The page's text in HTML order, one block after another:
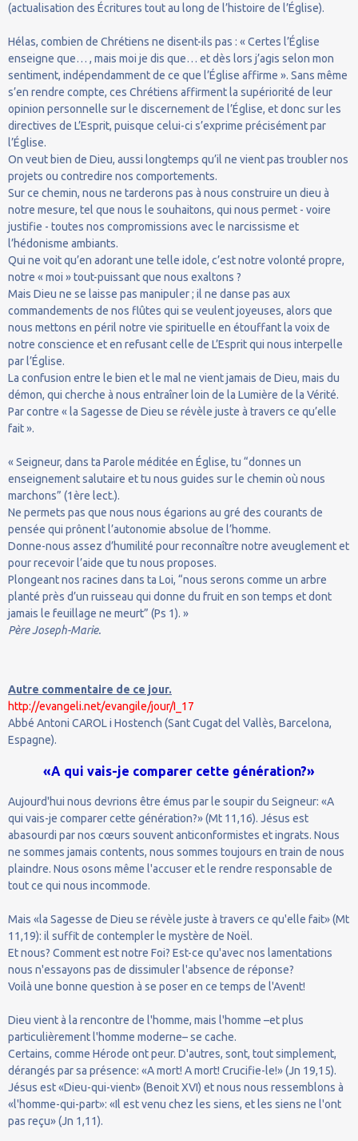
(actualisation des Écritures tout au long de l’histoire de l’Église).
Hélas, combien de Chrétiens ne disent-ils pas : « Certes l’Église
enseigne que… , mais moi je dis que… et dès lors j’agis selon mon
sentiment, indépendamment de ce que l’Église affirme ». Sans même
s’en rendre compte, ces Chrétiens affirment la supériorité de leur
opinion personnelle sur le discernement de l’Église, et donc sur les
directives de L’Esprit, puisque celui-ci s’exprime précisément par
l’Église.
On veut bien de Dieu, aussi longtemps qu’il ne vient pas troubler nos
projets ou contredire nos comportements.
Sur ce chemin, nous ne tarderons pas à nous construire un dieu à
notre mesure, tel que nous le souhaitons, qui nous permet - voire
justifie - toutes nos compromissions avec le narcissisme et
l’hédonisme ambiants.
Qui ne voit qu’en adorant une telle idole, c’est notre volonté propre,
notre « moi » tout-puissant que nous exaltons ?
Mais Dieu ne se laisse pas manipuler ; il ne danse pas aux
commandements de nos flûtes qui se veulent joyeuses, alors que
nous mettons en péril notre vie spirituelle en étouffant la voix de
notre conscience et en refusant celle de L’Esprit qui nous interpelle
par l’Église.
La confusion entre le bien et le mal ne vient jamais de Dieu, mais du
démon, qui cherche à nous entraîner loin de la Lumière de la Vérité.
Par contre « la Sagesse de Dieu se révèle juste à travers ce qu’elle
fait ».
« Seigneur, dans ta Parole méditée en Église, tu “donnes un
enseignement salutaire et tu nous guides sur le chemin où nous
marchons” (1ère lect.).
Ne permets pas que nous nous égarions au gré des courants de
pensée qui prônent l’autonomie absolue de l’homme.
Donne-nous assez d’humilité pour reconnaître notre aveuglement et
pour recevoir l’aide que tu nous proposes.
Plongeant nos racines dans ta Loi, “nous serons comme un arbre
planté près d’un ruisseau qui donne du fruit en son temps et dont
jamais le feuillage ne meurt” (Ps 1). »
Père Joseph-Marie.
Autre commentaire de ce jour.
http://evangeli.net/evangile/jour/I_17
Abbé Antoni CAROL i Hostench (Sant Cugat del Vallès, Barcelona,
Espagne).
«A qui vais-je comparer cette génération?»
Aujourd'hui nous devrions être émus par le soupir du Seigneur: «A
qui vais-je comparer cette génération?» (Mt 11,16). Jésus est
abasourdi par nos cœurs souvent anticonformistes et ingrats. Nous
ne sommes jamais contents, nous sommes toujours en train de nous
plaindre. Nous osons même l'accuser et le rendre responsable de
tout ce qui nous incommode.
Mais «la Sagesse de Dieu se révèle juste à travers ce qu'elle fait» (Mt
11,19): il suffit de contempler le mystère de Noël.
Et nous? Comment est notre Foi? Est-ce qu'avec nos lamentations
nous n'essayons pas de dissimuler l'absence de réponse?
Voilà une bonne question à se poser en ce temps de l'Avent!
Dieu vient à la rencontre de l'homme, mais l'homme –et plus
particulièrement l'homme moderne– se cache.
Certains, comme Hérode ont peur. D'autres, sont, tout simplement,
dérangés par sa présence: «A mort! A mort! Crucifie-le!» (Jn 19,15).
Jésus est «Dieu-qui-vient» (Benoit XVI) et nous nous ressemblons à
«l'homme-qui-part»: «Il est venu chez les siens, et les siens ne l'ont
pas reçu» (Jn 1,11).